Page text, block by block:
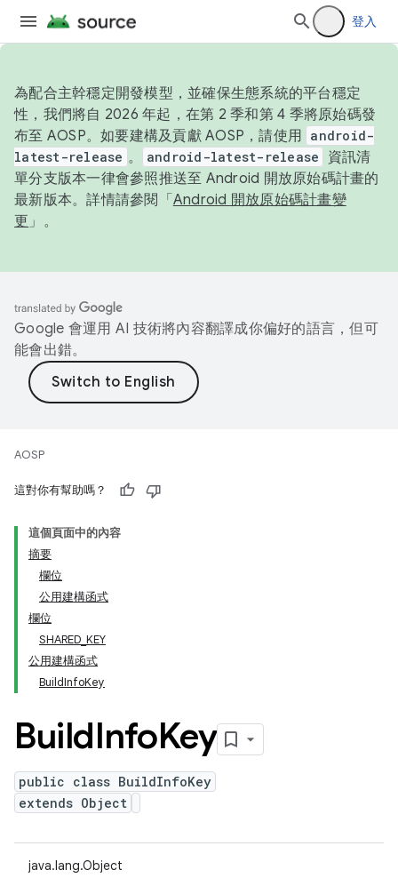
登入
為配合主幹穩定開發模型，並確保生態系統的平台穩定
性，我們將自 2026 年起，在第 2 季和第 4 季將原始碼發
布至 AOSP。如要建構及貢獻 AOSP，請使用 android-
latest-release 。 android-latest-release
資訊清
單分支版本一律會參照推送至 Android 開放原始碼計畫的
最新版本。詳情請參閱「 Android 開放原始碼計畫變
更 」。
Google 會運用 AI 技術將內容翻譯成你偏好的語言，但可
能會出錯。
AOSP
這對你有幫助嗎？
這個頁面中的內容
摘要
欄位
公用建構函式
欄位
SHARED_KEY
公用建構函式
BuildInfoKey
BuildInfoKey
public class BuildInfoKey
extends Object
java.lang.Object